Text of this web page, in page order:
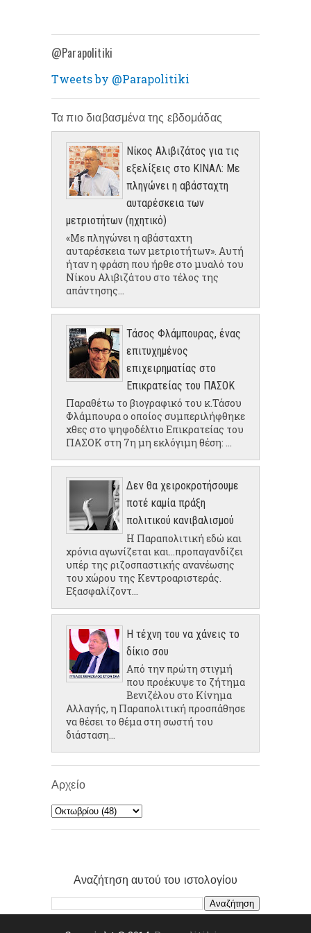
@Parapolitiki
Tweets by @Parapolitiki
Τα πιο διαβασμένα της εβδομάδας
Νίκος Αλιβιζάτος για τις
εξελίξεις στο ΚΙΝΑΛ: Με
πληγώνει η αβάσταχτη
αυταρέσκεια των
μετριοτήτων (ηχητικό)
«Με πληγώνει η αβάσταχτη
αυταρέσκεια των μετριοτήτων». Αυτή
ήταν η φράση που ήρθε στο μυαλό του
Νίκου Αλιβιζάτου στο τέλος της
απάντησης...
Τάσος Φλάμπουρας, ένας
επιτυχημένος
επιχειρηματίας στο
Επικρατείας του ΠΑΣΟΚ
Παραθέτω το βιογραφικό του κ.Τάσου
Φλάμπουρα ο οποίος συμπεριλήφθηκε
χθες στο ψηφοδέλτιο Επικρατείας του
ΠΑΣΟΚ στη 7η μη εκλόγιμη θέση: ...
Δεν θα χειροκροτήσουμε
ποτέ καμία πράξη
πολιτικού κανιβαλισμού
Η Παραπολιτική εδώ και
χρόνια αγωνίζεται και...προπαγανδίζει
υπέρ της ριζοσπαστικής ανανέωσης
του χώρου της Κεντροαριστεράς.
Εξασφαλίζοντ...
Η τέχνη του να χάνεις το
δίκιο σου
Από την πρώτη στιγμή
που προέκυψε το ζήτημα
Βενιζέλου στο Κίνημα
Αλλαγής, η Παραπολιτική προσπάθησε
να θέσει το θέμα στη σωστή του
διάσταση...
Αρχείο
Αναζήτηση αυτού του ιστολογίου